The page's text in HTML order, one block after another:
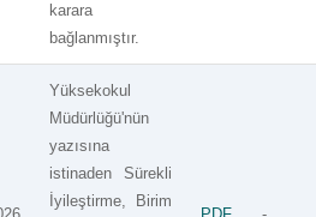
karara
bağlanmıştır.
Yüksekokul
Müdürlüğü'nün
yazısına
istinaden Sürekli
İyileştirme, Birim